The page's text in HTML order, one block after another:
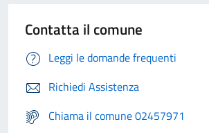
Contatta il comune
Leggi le domande frequenti
Richiedi Assistenza
Chiama il comune 02457971